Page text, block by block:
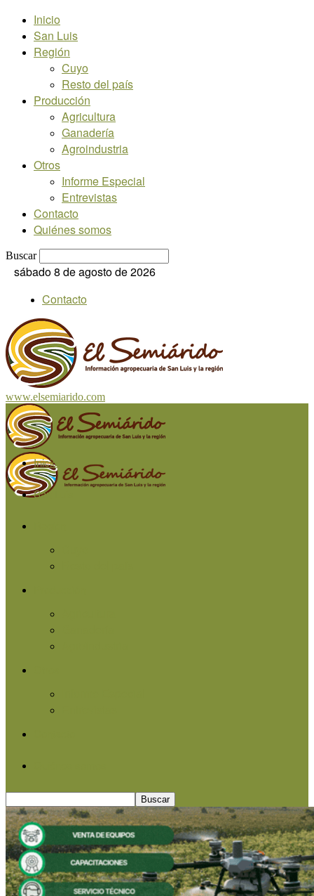
Inicio
San Luis
Región
Cuyo
Resto del país
Producción
Agricultura
Ganadería
Agroindustria
Otros
Informe Especial
Entrevistas
Contacto
Quiénes somos
Buscar
sábado 8 de agosto de 2026
Contacto
www.elsemiarido.com
Inicio
San Luis